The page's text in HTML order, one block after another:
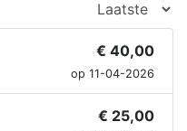
€ 40,00
op 11-04-2026
€ 25,00